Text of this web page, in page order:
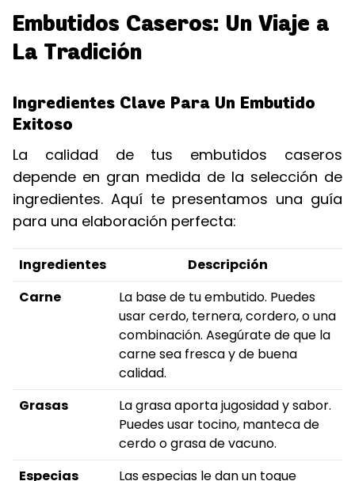
Embutidos Caseros: Un Viaje a
La Tradición
Ingredientes Clave Para Un Embutido
Exitoso
La calidad de tus embutidos caseros
depende en gran medida de la selección de
ingredientes. Aquí te presentamos una guía
para una elaboración perfecta:
Ingredientes
Descripción
Carne
La base de tu embutido. Puedes
usar cerdo, ternera, cordero, o una
combinación. Asegúrate de que la
carne sea fresca y de buena
calidad.
Grasas
La grasa aporta jugosidad y sabor.
Puedes usar tocino, manteca de
cerdo o grasa de vacuno.
Especias
Las especias le dan un toque